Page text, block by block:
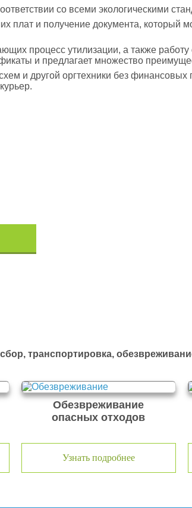
со всеми экологическими
плат и получение документа, который
процесс утилизации, а также работу
и предлагает множество
и другой оргтехники без
транспортировка,
Обезвреживание
опасных отходов
Узнать подробнее